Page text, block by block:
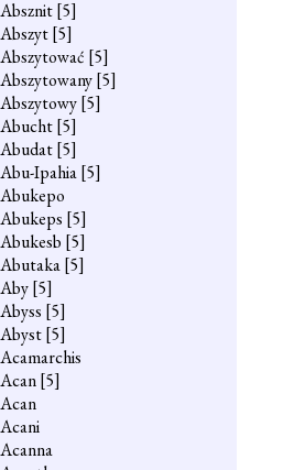
Absznit[5]
Abszyt[5]
Abszytować [5]
Abszytowany[5]
Abszytowy[5]
Abucht[5]
Abudat[5]
Abu-Ipahia[5]
Abukepo
Abukeps [5]
Abukesb [5]
Abutaka[5]
Aby[5]
Abyss [5]
Abyst[5]
Acamarchis
Acan[5]
Acan
Acani
Acanna